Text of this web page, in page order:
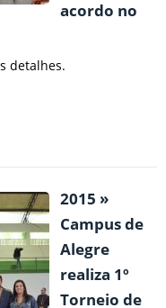
acordo no
detalhes.
2015 »
Campus de
Alegre
realiza 1º
Torneio de